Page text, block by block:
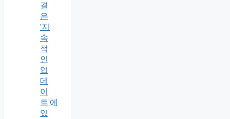
결
은
'지
속
적
인
업
데
이
트'에
있